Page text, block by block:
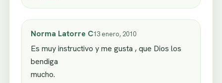
Norma Latorre C13 enero, 2010
Es muy instructivo y me gusta , que Dios los
bendiga
mucho.